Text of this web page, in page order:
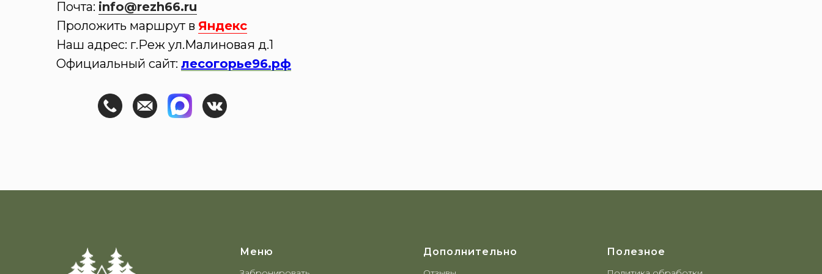
Почта: info@rezh66.ru
Проложить маршрут в Яндекс
Наш адрес: г.Реж ул.Малиновая д.1
Официальный сайт: лесогорье96.рф
Меню Дополнительно Полезное